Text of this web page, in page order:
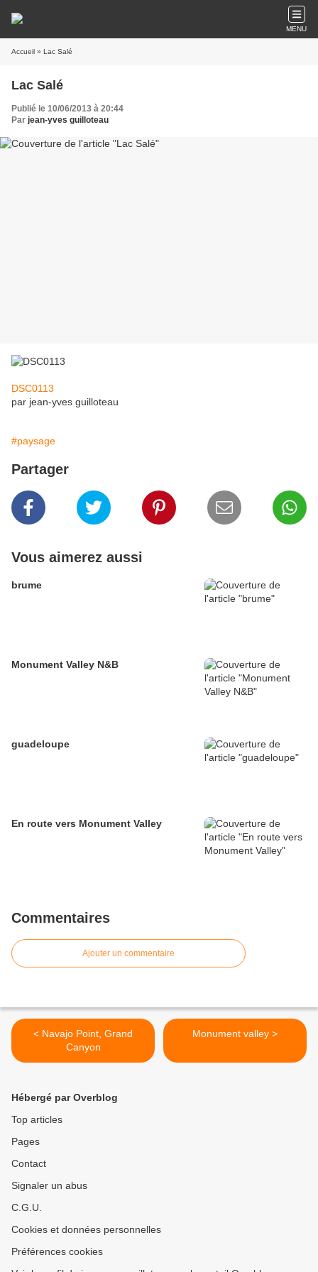
MENU
Accueil » Lac Salé
Lac Salé
Publié le 10/06/2013 à 20:44
Par jean-yves guilloteau
DSC0113
par jean-yves guilloteau
#paysage
Partager
Vous aimerez aussi
brume
Monument Valley N&B
guadeloupe
En route vers Monument Valley
Commentaires
Ajouter un commentaire
< Navajo Point, Grand
Canyon
Monument valley >
Hébergé par Overblog
Top articles
Pages
Contact
Signaler un abus
C.G.U.
Cookies et données personnelles
Préférences cookies